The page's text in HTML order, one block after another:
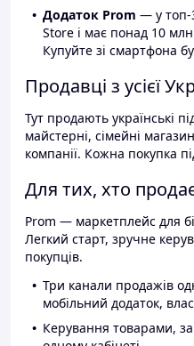
Додаток Prom — у топ-
Store і має понад 10
Купуйте зі смартфона
Продавці з усієї
Тут продають українські
майстерні, сімейні
компанії. Кожна покупка
Для тих, хто
Prom — маркетплейс для
Легкий старт, зручне
покупців.
Три канали продажів
мобільний додаток,
Керування товарами,